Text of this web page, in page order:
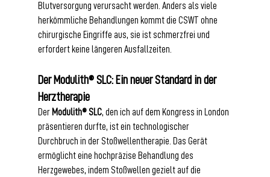
Blutversorgung verursacht werden. Anders als viele
herkömmliche Behandlungen kommt die CSWT ohne
chirurgische Eingriffe aus, sie ist schmerzfrei und
erfordert keine längeren Ausfallzeiten.
Der Modulith® SLC: Ein neuer Standard in der
Herztherapie
Der Modulith® SLC, den ich auf dem Kongress in London
präsentieren durfte, ist ein technologischer
Durchbruch in der Stoßwellentherapie. Das Gerät
ermöglicht eine hochpräzise Behandlung des
Herzgewebes, indem Stoßwellen gezielt auf die